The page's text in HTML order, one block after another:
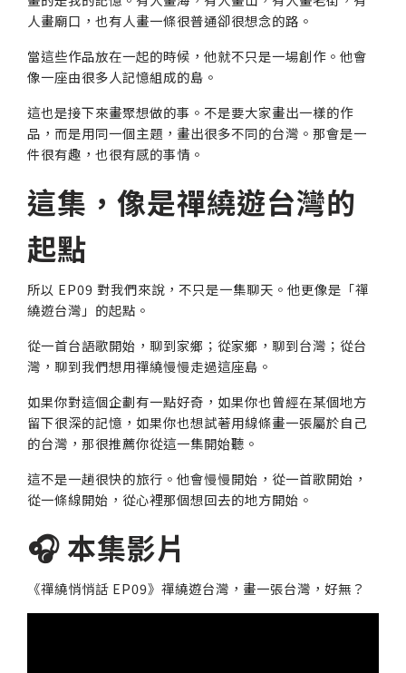
人畫廟口，也有人畫一條很普通卻很想念的路。
當這些作品放在一起的時候，他就不只是一場創作。他會
像一座由很多人記憶組成的島。
這也是接下來畫聚想做的事。不是要大家畫出一樣的作
品，而是用同一個主題，畫出很多不同的台灣。那會是一
件很有趣，也很有感的事情。
這集，像是禪繞遊台灣的
起點
所以 EP09 對我們來說，不只是一集聊天。他更像是「禪
繞遊台灣」的起點。
從一首台語歌開始，聊到家鄉；從家鄉，聊到台灣；從台
灣，聊到我們想用禪繞慢慢走過這座島。
如果你對這個企劃有一點好奇，如果你也曾經在某個地方
留下很深的記憶，如果你也想試著用線條畫一張屬於自己
的台灣，那很推薦你從這一集開始聽。
這不是一趟很快的旅行。他會慢慢開始，從一首歌開始，
從一條線開始，從心裡那個想回去的地方開始。
🎧 本集影片
《禪繞悄悄話 EP09》禪繞遊台灣，畫一張台灣，好無？